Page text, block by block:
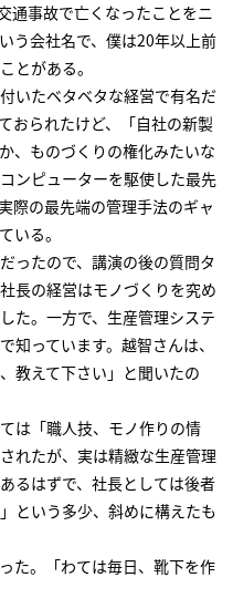
通事故で亡くなったことをニ
う会社名で、僕は20年以上前
とがある。
いたベタベタな経営で有名だ
おられたけど、「自社の新製
、ものづくりの権化みたいな
ンピューターを駆使した最先
際の最先端の管理手法のギャ
いる。
ったので、講演の後の質問タ
長の経営はモノづくりを究め
た。一方で、生産管理システ
知っています。越智さんは、
教えて下さい」と聞いたの
は「職人技、モノ作りの情
れたが、実は精緻な生産管理
るはずで、社長としては後者
という多少、斜めに構えたも
た。「わては毎日、靴下を作